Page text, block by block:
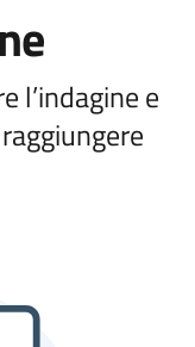
l’indagine e